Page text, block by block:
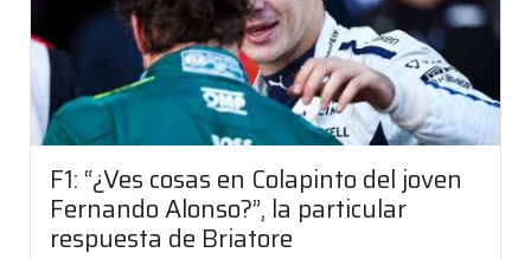
F1: “¿Ves cosas en Colapinto del joven
Fernando Alonso?”, la particular
respuesta de Briatore